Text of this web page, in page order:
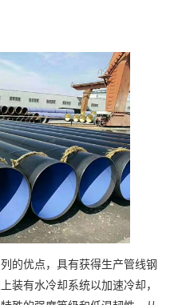
的优点，具有获得生产管线钢
装有水冷却系统以加速冷却，